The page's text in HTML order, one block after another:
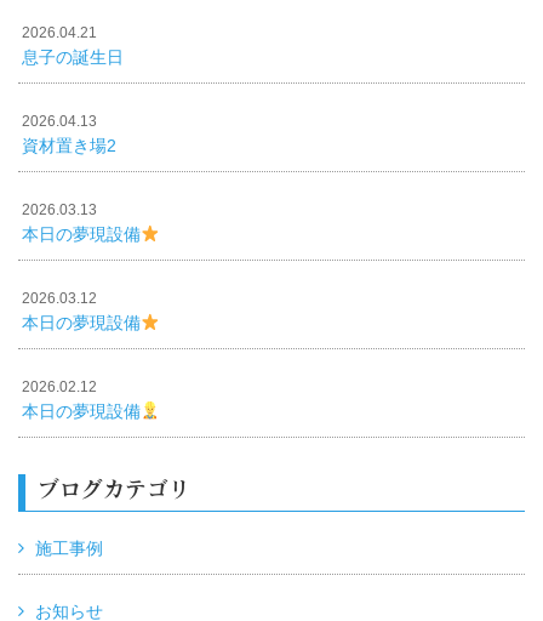
2026.04.21
息子の誕生日
2026.04.13
資材置き場2
2026.03.13
本日の夢現設備
2026.03.12
本日の夢現設備
2026.02.12
本日の夢現設備
ブログカテゴリ
施工事例
お知らせ